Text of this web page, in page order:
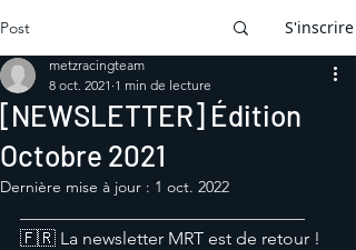
Post S'inscrire
[NEWSLETTER] Édition
Octobre 2021
metzracingteam
8 oct. 2021 1 min de lecture
Dernière mise à jour : 1 oct. 2022
🇫🇷 La newsletter MRT est de retour !